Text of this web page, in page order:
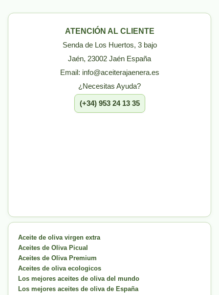
ATENCIÓN AL CLIENTE
Senda de Los Huertos, 3 bajo
Jaén, 23002 Jaén España
Email: info@aceiterajaenera.es
¿Necesitas Ayuda?
(+34) 953 24 13 35
Aceite de oliva virgen extra
Aceites de Oliva Picual
Aceites de Oliva Premium
Aceites de oliva ecologicos
Los mejores aceites de oliva del mundo
Los mejores aceites de oliva de España